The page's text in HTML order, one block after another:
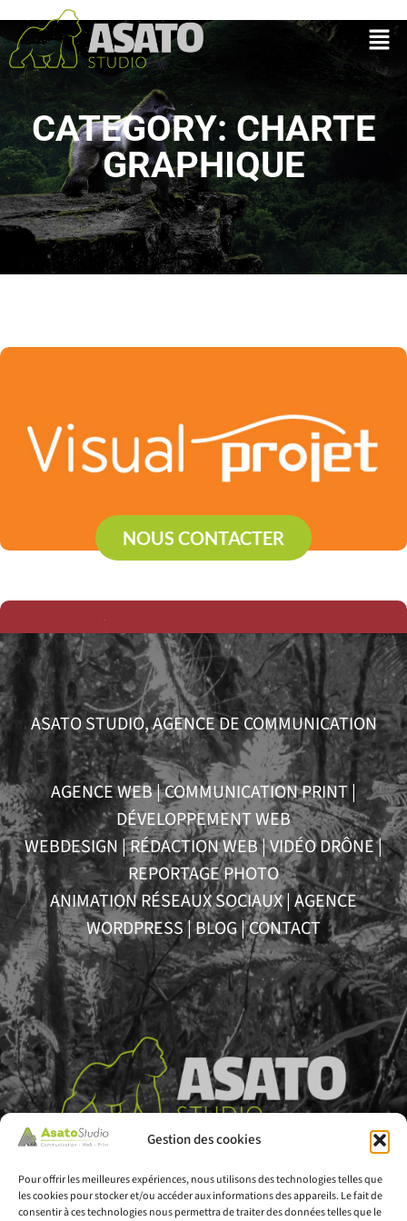
Gestion des cookies
Pour offrir les meilleures expériences, nous utilisons des technologies telles que
les cookies pour stocker et/ou accéder aux informations des appareils. Le fait de
consentir à ces technologies nous permettra de traiter des données telles que le
CATEGORY: CHARTE
GRAPHIQUE
NOUS CONTACTER
ASATO STUDIO, AGENCE DE COMMUNICATION
AGENCE WEB|COMMUNICATION PRINT|
DÉVELOPPEMENT WEB
WEBDESIGN|RÉDACTION WEB|VIDÉO DRÔNE|
REPORTAGE PHOTO
ANIMATION RÉSEAUX SOCIAUX| AGENCE
WORDPRESS|BLOG|CONTACT